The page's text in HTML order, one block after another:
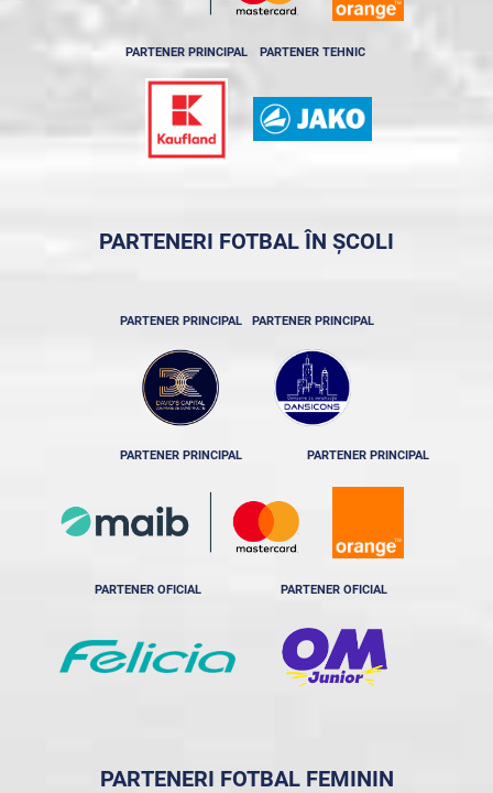
PARTENER PRINCIPAL PARTENER TEHNIC
PARTENERI FOTBAL ÎN ȘCOLI
PARTENER PRINCIPAL PARTENER PRINCIPAL
PARTENER PRINCIPAL PARTENER PRINCIPAL
PARTENER OFICIAL PARTENER OFICIAL
PARTENERI FOTBAL FEMININ